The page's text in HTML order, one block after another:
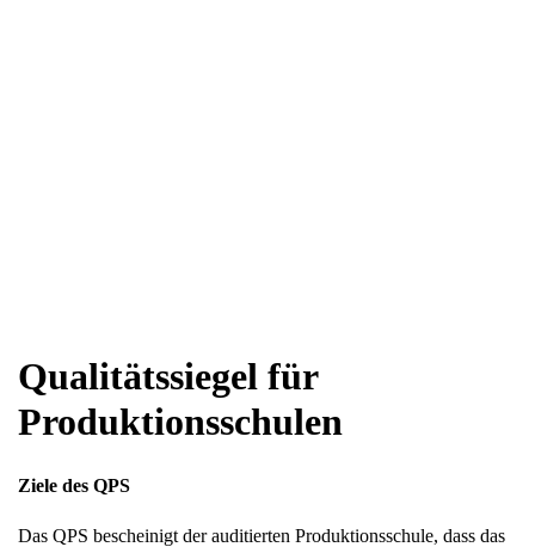
Qualitätssiegel für
Produktionsschulen
Ziele des QPS
Das QPS bescheinigt der auditierten Produktionsschule, dass das